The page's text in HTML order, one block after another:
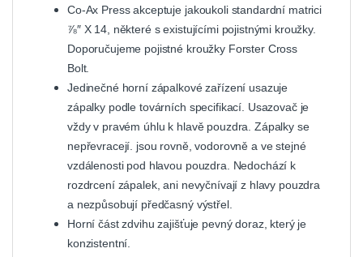
Co-Ax Press akceptuje jakoukoli standardní matrici
⅞″ X 14, některé s existujícími pojistnými kroužky.
Doporučujeme pojistné kroužky Forster Cross
Bolt.
Jedinečné horní zápalkové zařízení usazuje
zápalky podle továrních specifikací. Usazovač je
vždy v pravém úhlu k hlavě pouzdra. Zápalky se
nepřevracejí. jsou rovně, vodorovně a ve stejné
vzdálenosti pod hlavou pouzdra. Nedochází k
rozdrcení zápalek, ani nevyčnívají z hlavy pouzdra
a nezpůsobují předčasný výstřel.
Horní část zdvihu zajišťuje pevný doraz, který je
konzistentní.